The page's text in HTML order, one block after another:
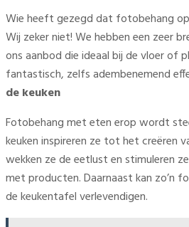
Wie heeft gezegd dat fotobehang
Wij zeker niet! We hebben een zeer
ons aanbod die ideaal bij de vloer of
fantastisch, zelfs adembenemend
de keuken
Fotobehang met eten erop wordt
keuken inspireren ze tot het creëren
wekken ze de eetlust en stimuleren
met producten. Daarnaast kan zo’n
de keukentafel verlevendigen.